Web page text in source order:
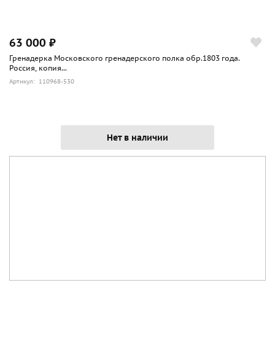
63 000 ₽
Гренадерка Московского гренадерского полка обр.1803 года.
Россия, копия...
Артикул: 110968-530
Нет в наличии